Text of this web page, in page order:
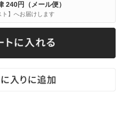
240円（メール便）
ト】へお届けします